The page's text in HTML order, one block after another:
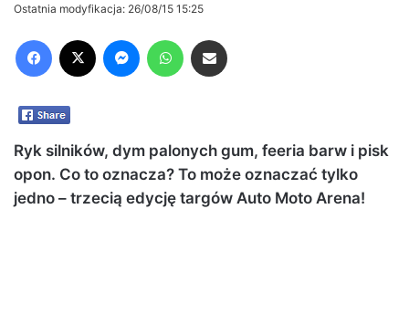
Ostatnia modyfikacja: 26/08/15 15:25
Ryk silników, dym palonych gum, feeria barw i pisk
opon. Co to oznacza? To może oznaczać tylko
jedno – trzecią edycję targów Auto Moto Arena!